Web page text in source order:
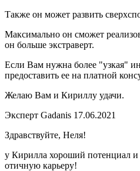
Также он может развить
Максимально он сможет
он больше экстраверт.
Если Вам нужна более "узкая"
предоставить ее на платной
Желаю Вам и Кириллу удачи.
Эксперт Gadanis 17.06.2021
Здравствуйте, Неля!
у Кирилла хороший потенциал и
отичную карьеру!